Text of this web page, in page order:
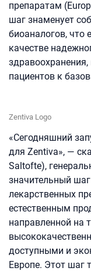
препаратам
шаг знаменует
биоаналогов, что
качестве
пациентов к
Zentiva Logo
«Сегодняшний
для Zentiva», —
Saltofte),
значительный
лекарственных
естественным
направленной на
доступными и
Европе. Этот шаг